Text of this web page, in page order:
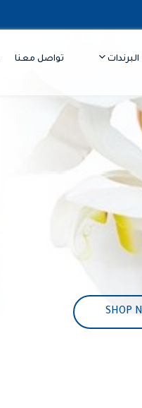
البرندات تواصل معنا
SHOP